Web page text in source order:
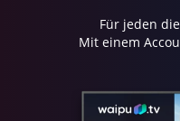
Für jeden
Mit einem